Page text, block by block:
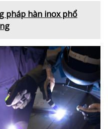
pháp hàn inox phổ